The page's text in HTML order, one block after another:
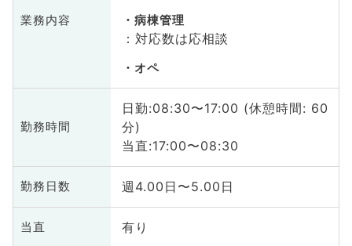
業務内容 病棟管理
：対応数は応相談
オペ
勤務時間
日勤:08:30〜17:00 (休憩時間: 60
分)
当直:17:00〜08:30
勤務日数 週4.00日〜5.00日
当直 有り